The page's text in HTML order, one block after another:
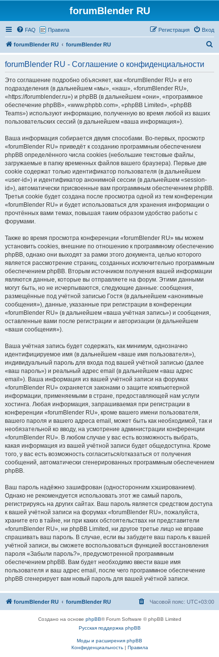
forumBlender RU
FAQ Правила Вход
Регистрация
forumBlender RU forumBlender RU
forumBlender RU - Соглашение о конфиденциальности
Это соглашение подробно объясняет, как «forumBlender RU» и его
подразделения (в дальнейшем «мы», «наш», «forumBlender RU»,
«https://forumblender.ru») и phpBB (в дальнейшем «они», «программное
обеспечение phpBB», «www.phpbb.com», «phpBB Limited», «phpBB
Teams») используют информацию, полученную во время любой из ваших
пользовательских сессий (в дальнейшем «ваша информация»).
Ваша информация собирается двумя способами. Во-первых, просмотр
«forumBlender RU» приведёт к созданию программным обеспечением
phpBB определённого числа cookies (небольшие текстовые файлы,
загружаемые в папку временных файлов вашего браузера). Первые две
cookie содержат только идентификатор пользователя (в дальнейшем
«user-id») и идентификатор анонимной сессии (в дальнейшем «session-
id»), автоматически присвоенные вам программным обеспечением phpBB.
Третья cookie будет создана после просмотра одной из тем конференции
«forumBlender RU» и будет использоваться для хранения информации о
прочтённых вами темах, повышая таким образом удобство работы с
форумами.
Также во время просмотра конференции «forumBlender RU» мы можем
установить cookies, внешние по отношению к программному обеспечению
phpBB, однако они выходят за рамки этого документа, целью которого
является рассмотрение страниц, созданных исключительно программным
обеспечением phpBB. Вторым источником получения вашей информации
являются данные, которые вы отправляете на форум. Этими данными
могут быть, но не исчерпываются, следующие данные: сообщения,
размещённые под учётной записью Гостя (в дальнейшем «анонимные
сообщения»), данные, указанные при регистрации в конференции
«forumBlender RU» (в дальнейшем «ваша учётная запись») и сообщения,
оставленные вами после регистрации и авторизации (в дальнейшем
«ваши сообщения»).
Ваша учётная запись будет содержать, как минимум, однозначно
идентифицируемое имя (в дальнейшем «ваше имя пользователя»),
индивидуальный пароль для входа под вашей учётной записью (далее
«ваш пароль») и реальный адрес email (в дальнейшем «ваш адрес
email»). Ваша информация из вашей учётной записи на форумах
«forumBlender RU» охраняется законами о защите компьютерной
информации, применяемыми в стране, предоставляющей нам услуги
хостинга. Любая информация, запрашиваемая при регистрации в
конференции «forumBlender RU», кроме вашего имени пользователя,
вашего пароля и вашего адреса email, может быть как необходимой, так и
необязательной ко вводу, на усмотрение администрации конференции
«forumBlender RU». В любом случае у вас есть возможность выбрать,
какая информация из вашей учётной записи будет общедоступна. Кроме
того, у вас есть возможность согласиться/отказаться от получения
сообщений, автоматически сгенерированных программным обеспечением
phpBB.
Ваш пароль надёжно зашифрован (односторонним хэшированием).
Однако не рекомендуется использовать этот же самый пароль,
регистрируясь на других сайтах. Ваш пароль является средством доступа
к вашей учётной записи на форумах «forumBlender RU», пожалуйста,
храните его в тайне, ни при каких обстоятельствах ни представители
«forumBlender RU», ни phpBB Limited, ни другое третье лицо не вправе
спрашивать ваш пароль. В случае, если вы забудете ваш пароль к вашей
учётной записи, вы сможете воспользоваться функцией восстановления
пароля «Забыли пароль?», предусмотренной программным
обеспечением phpBB. Вам будет необходимо ввести ваше имя
пользователя и ваш адрес email, после чего программное обеспечение
phpBB сгенерирует вам новый пароль для вашей учётной записи.
forumBlender RU forumBlender RU Часовой пояс: UTC+03:00
Создано на основе phpBB® Forum Software © phpBB Limited
Русская поддержка phpBB
Моды и расширения phpBB
Конфиденциальность| Правила